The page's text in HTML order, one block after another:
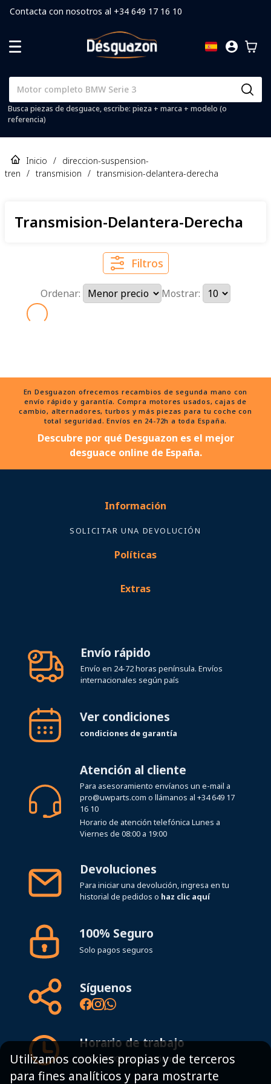
Contacta con nosotros al +34 649 17 16 10
Busca piezas de desguace, escribe: pieza + marca + modelo (o
referencia)
Inicio / direccion-suspension-
tren / transmision / transmision-delantera-derecha
Transmision-Delantera-Derecha
Filtros
Ordenar: Mostrar:
En Desguazon ofrecemos recambios de segunda mano con
envío rápido y garantía. Compra motores usados, cajas de
cambio, alternadores, turbos y más piezas para tu coche con
total seguridad. Envíos en 24-72h a toda España.
Descubre por qué Desguazon es el mejor
desguace online de España.
Información
SOLICITAR UNA DEVOLUCIÓN
Políticas
Extras
Envío rápido
Envío en 24-72 horas península. Envíos
internacionales según país
Ver condiciones
condiciones de garantía
Atención al cliente
Para asesoramiento envíanos un e-mail a
pro@uwparts.com o llámanos al +34 649 17
16 10
Horario de atención telefónica Lunes a
Viernes de 08:00 a 19:00
Devoluciones
Para iniciar una devolución, ingresa en tu
historial de pedidos o haz clic aquí
100% Seguro
Solo pagos seguros
Síguenos
Horario de trabajo
8:00 - 19:00h Lunes - Viernes
Utilizamos cookies propias y de terceros
para fines analíticos y para mostrarte